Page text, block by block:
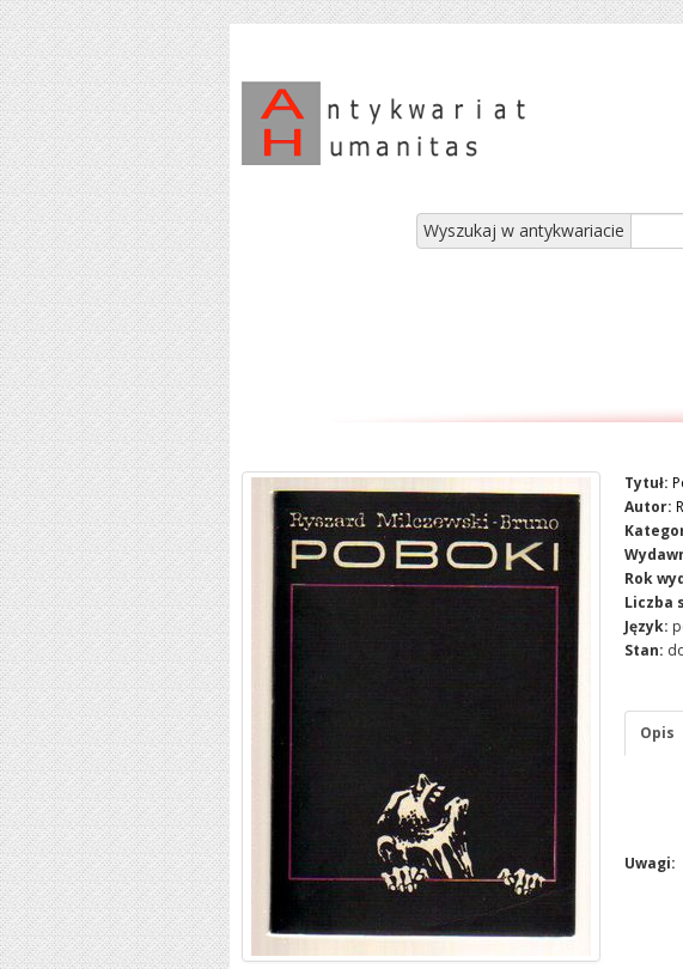
Wyszukaj w antykwariacie
Tytuł:
Autor:
Rok
Liczba
Język:
Stan:
Opis
Uwagi: